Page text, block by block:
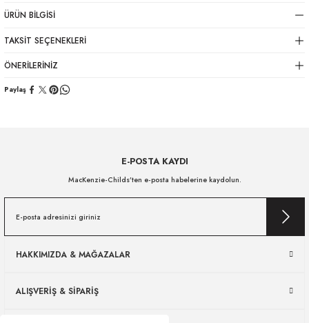
ÜRÜN BILGISI
TAKSIT SEÇENEKLERI
ÖNERILERINIZ
Paylaş
E-POSTA KAYDI
MacKenzie-Childs’ten e-posta habelerine kaydolun.
HAKKIMIZDA & MAĞAZALAR
ALIŞVERİŞ & SİPARİŞ